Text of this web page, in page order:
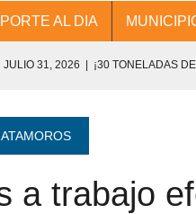
AL DIA
JULIO 31, 2026 | ¡30 TONELADAS
💧🚰 ¡AGUA PARA LA COMUNIDAD!
¡TRABAJO EN EQUIPO Y
a trabajo